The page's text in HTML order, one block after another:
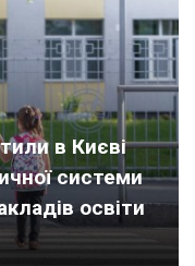
в Києві
системи
освіти